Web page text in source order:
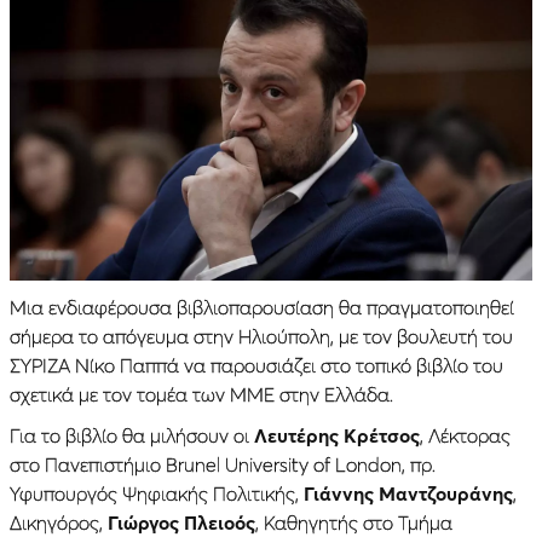
Μια ενδιαφέρουσα βιβλιοπαρουσίαση θα πραγματοποιηθεί
σήμερα το απόγευμα στην Ηλιούπολη, με τον βουλευτή του
ΣΥΡΙΖΑ Νίκο Παππά να παρουσιάζει στο τοπικό βιβλίο του
σχετικά με τον τομέα των ΜΜΕ στην Ελλάδα.
Για το βιβλίο θα μιλήσουν οι Λευτέρης Κρέτσος, Λέκτορας
στο Πανεπιστήμιο Brunel University of London, πρ.
Υφυπουργός Ψηφιακής Πολιτικής, Γιάννης Μαντζουράνης,
Δικηγόρος, Γιώργος Πλειοός, Καθηγητής στο Τμήμα